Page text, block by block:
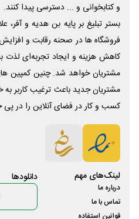
و کتابخوانی و ... دسترسی پیدا کنند.
بستر تبلیغ بر پایه بن هدیه و آفر،
فروشگاه ها در صحنه رقابت و
کاهش هزینه و ایجاد تجربه‌ای
مشتریان خواهد شد. چنین کمپین
مشتریان جدید باعث ترغیب کاربر
کسب و کار در فضای آنلاین را در
لینک‌های مهم
درباره ما
تماس با ما
قوانین استفاده
دانلود‌ها